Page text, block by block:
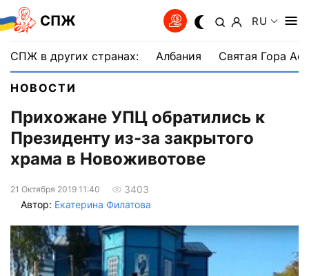
СПЖ RU
СПЖ в других странах: Албания Святая Гора
НОВОСТИ
Прихожане УПЦ обратились к
Президенту из-за закрытого
храма в Новоживотове
21 Октября 2019 11:40
3403
Автор: Екатерина Филатова